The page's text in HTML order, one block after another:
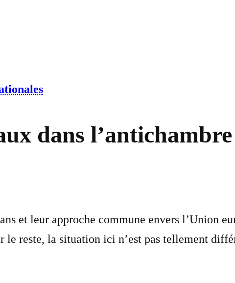
dans
et leur approche commune envers l’Union
le reste, la situation ici n’est pas tellement